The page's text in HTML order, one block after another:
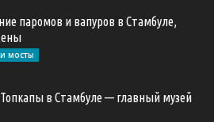
паромов и вапуров в Стамбуле,
мосты
в Стамбуле — главный музей